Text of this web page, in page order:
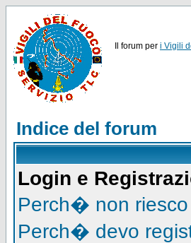
Il forum per i Vigili
Indice del forum
Login e
Perch� non
Perch� devo